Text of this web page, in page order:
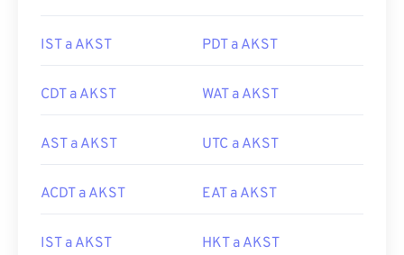
IST a AKST PDT a AKST
CDT a AKST WAT a AKST
AST a AKST UTC a AKST
ACDT a AKST EAT a AKST
IST a AKST HKT a AKST